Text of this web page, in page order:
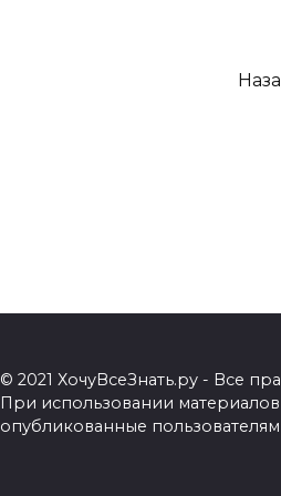
© 2021 ХочуВсеЗнать.ру - Все
При использовании материалов
опубликованные